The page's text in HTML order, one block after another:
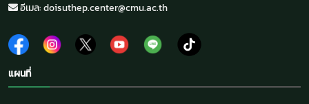
อีเมล: doisuthep.center@cmu.ac.th
แผนที่